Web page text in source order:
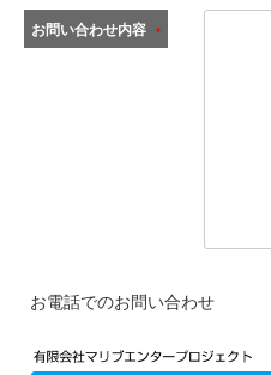
お問い合わせ内容 *
お電話でのお問い合わせ